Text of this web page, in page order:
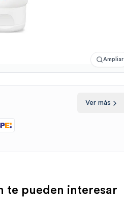
Ampliar
Ver más
te pueden interesar